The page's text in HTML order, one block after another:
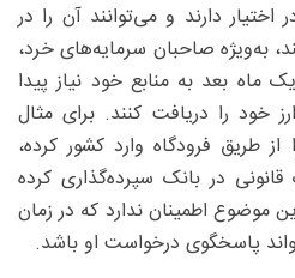
اختیار دارند و می‌توانند آن را در
به‌ویژه صاحبان سرمایه‌های خرد،
ماه بعد به منابع خود نیاز پیدا
خود را دریافت کنند. برای مثال
طریق فرودگاه وارد کشور کرده،
در بانک سپرده‌گذاری کرده
موضوع اطمینان ندارد که در زمان
پاسخگوی درخواست او باشد.